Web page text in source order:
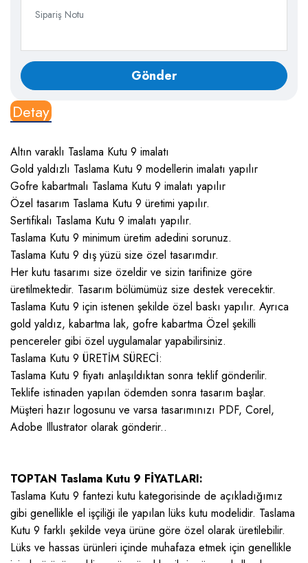
Detay
Altın varaklı Taslama Kutu 9 imalatı
Gold yaldızlı Taslama Kutu 9 modellerin imalatı yapılır
Gofre kabartmalı Taslama Kutu 9 imalatı yapılır
Özel tasarım Taslama Kutu 9 üretimi yapılır.
Sertifikalı Taslama Kutu 9 imalatı yapılır.
Taslama Kutu 9 minimum üretim adedini sorunuz.
Taslama Kutu 9 dış yüzü size özel tasarımdır.
Her kutu tasarımı size özeldir ve sizin tarifinize göre
üretilmektedir. Tasarım bölümümüz size destek verecektir.
Taslama Kutu 9 için istenen şekilde özel baskı yapılır. Ayrıca
gold yaldız, kabartma lak, gofre kabartma Özel şekilli
pencereler gibi özel uygulamalar yapabilirsiniz.
Taslama Kutu 9 ÜRETİM SÜRECİ:
Taslama Kutu 9 fiyatı anlaşıldıktan sonra teklif gönderilir.
Teklife istinaden yapılan ödemden sonra tasarım başlar.
Müşteri hazır logosunu ve varsa tasarımınızı PDF, Corel,
Adobe Illustrator olarak gönderir..
TOPTAN Taslama Kutu 9 FİYATLARI:
Taslama Kutu 9 fantezi kutu kategorisinde de açıkladığımız
gibi genellikle el işçiliği ile yapılan lüks kutu modelidir. Taslama
Kutu 9 farklı şekilde veya ürüne göre özel olarak üretilebilir.
Lüks ve hassas ürünleri içinde muhafaza etmek için genellikle